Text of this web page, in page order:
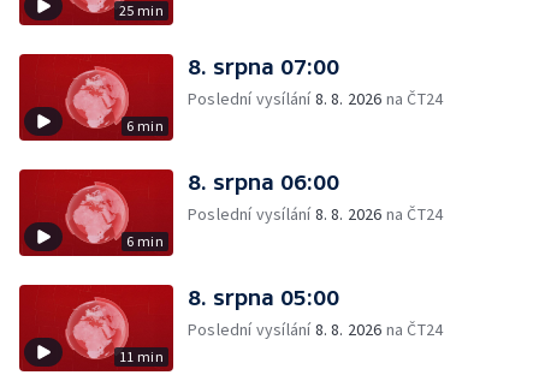
25 min
6 min
8. srpna 07:00
Poslední vysílání8. 8. 2026 na ČT24
6 min
8. srpna 06:00
Poslední vysílání8. 8. 2026 na ČT24
11 min
8. srpna 05:00
Poslední vysílání8. 8. 2026 na ČT24